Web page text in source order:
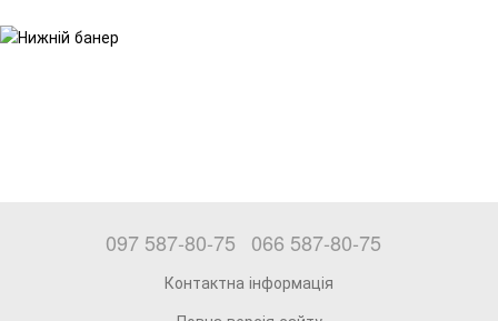
097 587-80-75 066 587-80-75
Контактна інформація